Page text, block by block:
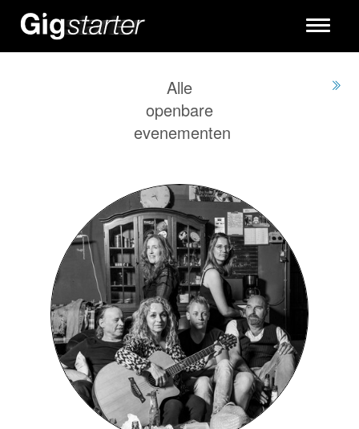
Toggle
Alle
openbare
evenementen